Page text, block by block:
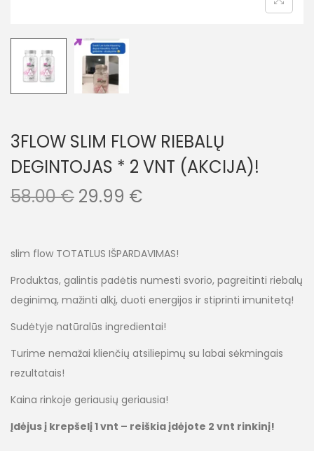
3FLOW SLIM FLOW RIEBALŲ
DEGINTOJAS * 2 VNT (AKCIJA)!
58.00€ 29.99 €
slim flow TOTATLUS IŠPARDAVIMAS!
Produktas, galintis padėtis numesti svorio, pagreitinti riebalų
deginimą, mažinti alkį, duoti energijos ir stiprinti imunitetą!
Sudėtyje natūralūs ingredientai!
Turime nemažai klienčių atsiliepimų su labai sėkmingais
rezultatais!
Kaina rinkoje geriausių geriausia!
Įdėjus į krepšelį 1 vnt – reiškia įdėjote 2 vnt rinkinį!